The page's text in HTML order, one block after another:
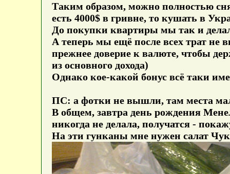
Таким образом, можно полностью
есть 4000$ в гривне, то кушать в
До покупки квартиры мы так и
А теперь мы ещё после всех трат
прежнее доверие к валюте, чтобы
из основного дохода)
Однако кое-какой бонус всё таки
ПС: а фотки не вышли, там места
В общем, завтра день рождения
никогда не делала, получатся -
На эти гунканы мне нужен салат